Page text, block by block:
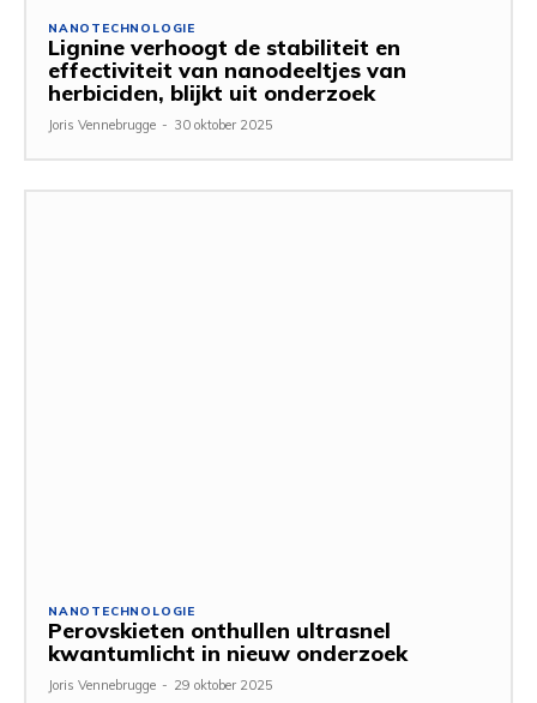
NANOTECHNOLOGIE
Lignine verhoogt de stabiliteit en
effectiviteit van nanodeeltjes van
herbiciden, blijkt uit onderzoek
Joris Vennebrugge - 30 oktober 2025
NANOTECHNOLOGIE
Perovskieten onthullen ultrasnel
kwantumlicht in nieuw onderzoek
Joris Vennebrugge - 29 oktober 2025